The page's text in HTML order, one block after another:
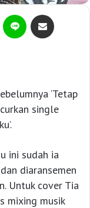
‘Tetap
single
ini sudah ia
diaransemen
Untuk cover Tia
mixing musik